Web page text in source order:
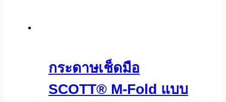
กระดาษเช็ดมือ
SCOTT® M-Fold แบบ